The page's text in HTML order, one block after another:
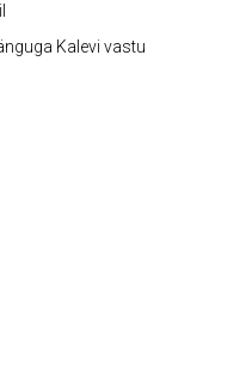
Kalevi vastu